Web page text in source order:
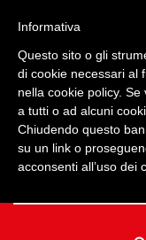
Informativa
Questo sito o gli
di cookie necessari al
nella cookie policy.
a tutti o ad alcuni
Chiudendo questo
su un link o
acconsenti all’uso dei